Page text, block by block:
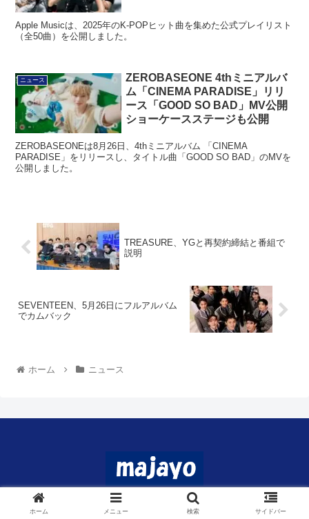
Apple Musicは、2025年のK-POPヒット曲を集めた公式プレイリスト
（全50曲）を公開しました。
ニュース
ZEROBASEONE 4thミニアルバ
ム「CINEMA PARADISE」リリ
ース「GOOD SO BAD」MV公開
ショーケースステージも公開
ZEROBASEONEは8月26日、4thミニアルバム 「CINEMA
PARADISE」をリリースし、タイトル曲「GOOD SO BAD」のMVを
公開しました。
TREASURE、YGと再契約締結と番組で
説明
SEVENTEEN、5月26日にフルアルバム
でカムバック
ホーム ニュース
© 2024 マジャヨ.
ホーム メニュー 検索 サイドバー